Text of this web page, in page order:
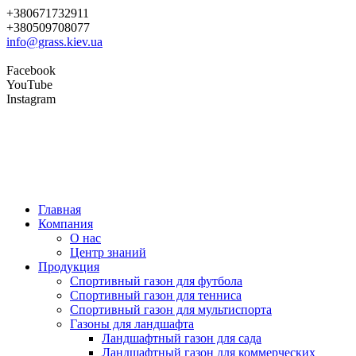
+380671732911
+380509708077
info@grass.kiev.ua
Facebook
YouTube
Instagram
Главная
Компания
О нас
Центр знаний
Продукция
Cпортивный газон для футбола
Cпортивный газон для тенниса
Cпортивный газон для мультиспорта
Газоны для ландшафта
Ландшафтный газон для сада
Ландшафтный газон для коммерческих